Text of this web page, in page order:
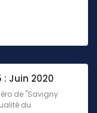
: Juin 2020
de "Savigny
du